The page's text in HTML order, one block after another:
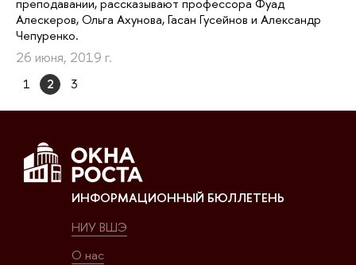
Алескеров, Ольга Ахунова, Гасан Гусейнов и Александр
Чепуренко.
26 июня, 2019 г.
1 2 3
ИНФОРМАЦИОННЫЙ БЮЛЛЕТЕНЬ
НИУ ВШЭ
О нас